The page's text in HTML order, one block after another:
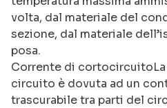
volta, dal materiale del
sezione, dal materiale
posa.
Corrente di
circuito è dovuta ad un
trascurabile tra parti del